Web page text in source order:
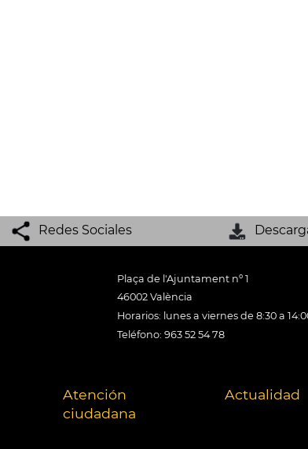
Redes Sociales
Plaça de l'Ajuntament nº 1
46002 València
Horarios: lunes a viernes de 8:30 a
Teléfono: 963 52 54 78
Atención
ciudadana
Actualidad